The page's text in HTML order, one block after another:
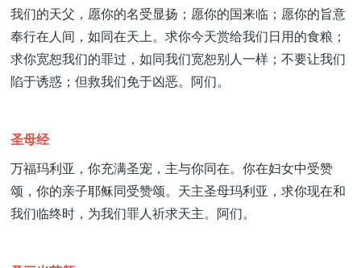
我们的天父，愿你的名受显扬；愿你的国来临；愿你的旨意
奉行在人间，如同在天上。求你今天赏给我们日用的食粮；
求你宽恕我们的罪过，如同我们宽恕别人一样；不要让我们
陷于诱惑；但救我们免于凶恶。阿们。
圣母经
万福玛利亚，你充满圣宠，主与你同在。你在妇女中受赞
颂，你的亲子耶稣同受赞颂。天主圣母玛利亚，求你现在和
我们临终时，为我们罪人祈求天主。阿们。